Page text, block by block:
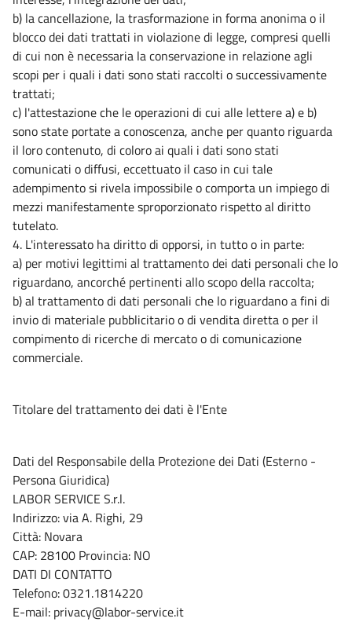
b) la cancellazione, la trasformazione in forma anonima o il
blocco dei dati trattati in violazione di legge, compresi quelli
di cui non è necessaria la conservazione in relazione agli
scopi per i quali i dati sono stati raccolti o successivamente
trattati;
c) l'attestazione che le operazioni di cui alle lettere a) e b)
sono state portate a conoscenza, anche per quanto riguarda
il loro contenuto, di coloro ai quali i dati sono stati
comunicati o diffusi, eccettuato il caso in cui tale
adempimento si rivela impossibile o comporta un impiego di
mezzi manifestamente sproporzionato rispetto al diritto
tutelato.
4. L'interessato ha diritto di opporsi, in tutto o in parte:
a) per motivi legittimi al trattamento dei dati personali che lo
riguardano, ancorché pertinenti allo scopo della raccolta;
b) al trattamento di dati personali che lo riguardano a fini di
invio di materiale pubblicitario o di vendita diretta o per il
compimento di ricerche di mercato o di comunicazione
commerciale.
Titolare del trattamento dei dati è l'Ente
Dati del Responsabile della Protezione dei Dati (Esterno -
Persona Giuridica)
LABOR SERVICE S.r.l.
Indirizzo: via A. Righi, 29
Città: Novara
CAP: 28100 Provincia: NO
DATI DI CONTATTO
Telefono: 0321.1814220
E-mail: privacy@labor-service.it